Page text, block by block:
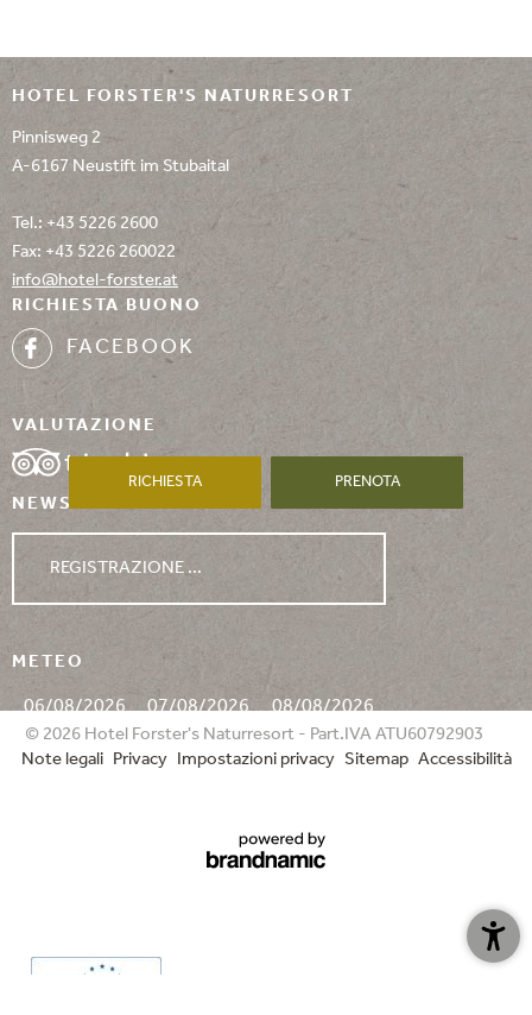
HOTEL FORSTER'S NATURRESORT
Pinnisweg 2
A-6167 Neustift im Stubaital
Tel.: +43 5226 2600
Fax: +43 5226 260022
info@hotel-forster.at
RICHIESTA BUONO
FACEBOOK
VALUTAZIONE
NEWSLETTER
REGISTRAZIONE ...
METEO
06/08/2026 07/08/2026 08/08/2026
max. 26°
© 2026 Hotel Forster's Naturresort - Part.IVA ATU60792903
Note legali
Privacy Impostazioni privacy Sitemap Accessibilità
RICHIESTA PRENOTA